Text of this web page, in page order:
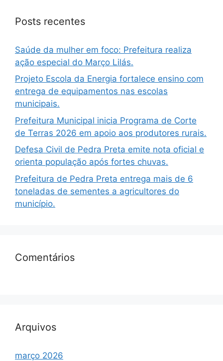
Posts recentes
Saúde da mulher em foco: Prefeitura realiza
ação especial do Março Lilás.
Projeto Escola da Energia fortalece ensino com
entrega de equipamentos nas escolas
municipais.
Prefeitura Municipal inicia Programa de Corte
de Terras 2026 em apoio aos produtores rurais.
Defesa Civil de Pedra Preta emite nota oficial e
orienta população após fortes chuvas.
Prefeitura de Pedra Preta entrega mais de 6
toneladas de sementes a agricultores do
município.
Comentários
Arquivos
março 2026